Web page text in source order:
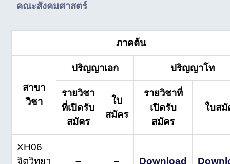
คณะสังคมศาสตร์
ภาคต้น
สาขา
วิชา
ปริญญาเอก ปริญญาโท
รายวิชา
ที่เปิดรับ
สมัคร
ใบ
สมัคร
รายวิชาที่
เปิดรับ
สมัคร
ใบสมั
XH06
จิตวิทยา
– – Download